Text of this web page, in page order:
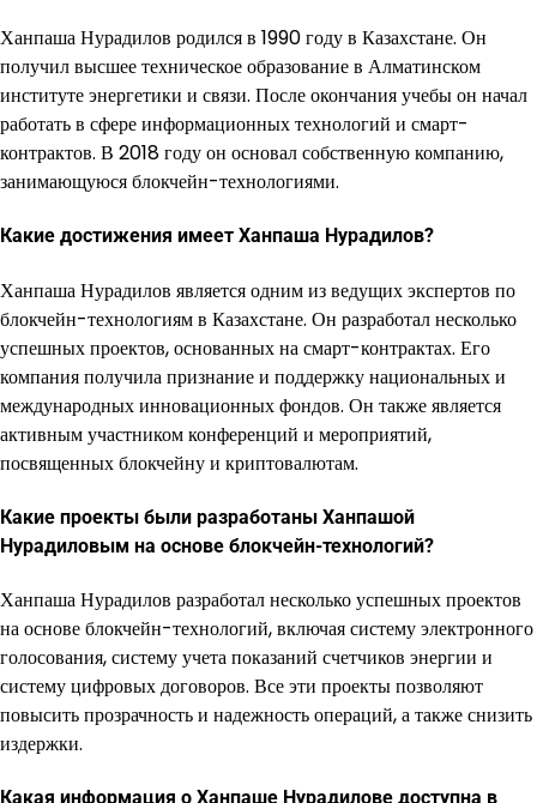
Ханпаша Нурадилов родился в 1990 году в Казахстане. Он
получил высшее техническое образование в Алматинском
институте энергетики и связи. После окончания учебы он начал
работать в сфере информационных технологий и смарт-
контрактов. В 2018 году он основал собственную компанию,
занимающуюся блокчейн-технологиями.
Какие достижения имеет Ханпаша Нурадилов?
Ханпаша Нурадилов является одним из ведущих экспертов по
блокчейн-технологиям в Казахстане. Он разработал несколько
успешных проектов, основанных на смарт-контрактах. Его
компания получила признание и поддержку национальных и
международных инновационных фондов. Он также является
активным участником конференций и мероприятий,
посвященных блокчейну и криптовалютам.
Какие проекты были разработаны Ханпашой
Нурадиловым на основе блокчейн-технологий?
Ханпаша Нурадилов разработал несколько успешных проектов
на основе блокчейн-технологий, включая систему электронного
голосования, систему учета показаний счетчиков энергии и
систему цифровых договоров. Все эти проекты позволяют
повысить прозрачность и надежность операций, а также снизить
издержки.
Какая информация о Ханпаше Нурадилове доступна в